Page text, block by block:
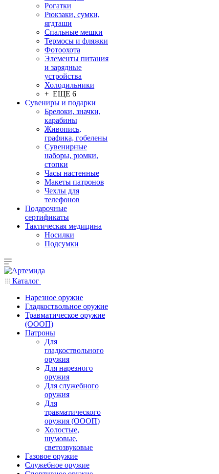
Рогатки
Рюкзаки, сумки,
ягдташи
Спальные мешки
Термосы и фляжки
Фотоохота
Элементы питания
и зарядные
устройства
Холодильники
+ ЕЩЕ 6
Сувениры и подарки
Брелоки, значки,
карабины
Живопись,
графика, гобелены
Сувенирные
наборы, рюмки,
стопки
Часы настенные
Макеты патронов
Чехлы для
телефонов
Подарочные
сертификаты
Тактическая медицина
Носилки
Подсумки
Каталог
Нарезное оружие
Гладкоствольное оружие
Травматическое оружие
(ОООП)
Патроны
Для
гладкоствольного
оружия
Для нарезного
оружия
Для служебного
оружия
Для
травматического
оружия (ОООП)
Холостые,
шумовые,
светозвуковые
Газовое оружие
Служебное оружие